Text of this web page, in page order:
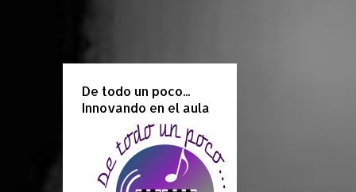
De todo un poco...
Innovando en el aula